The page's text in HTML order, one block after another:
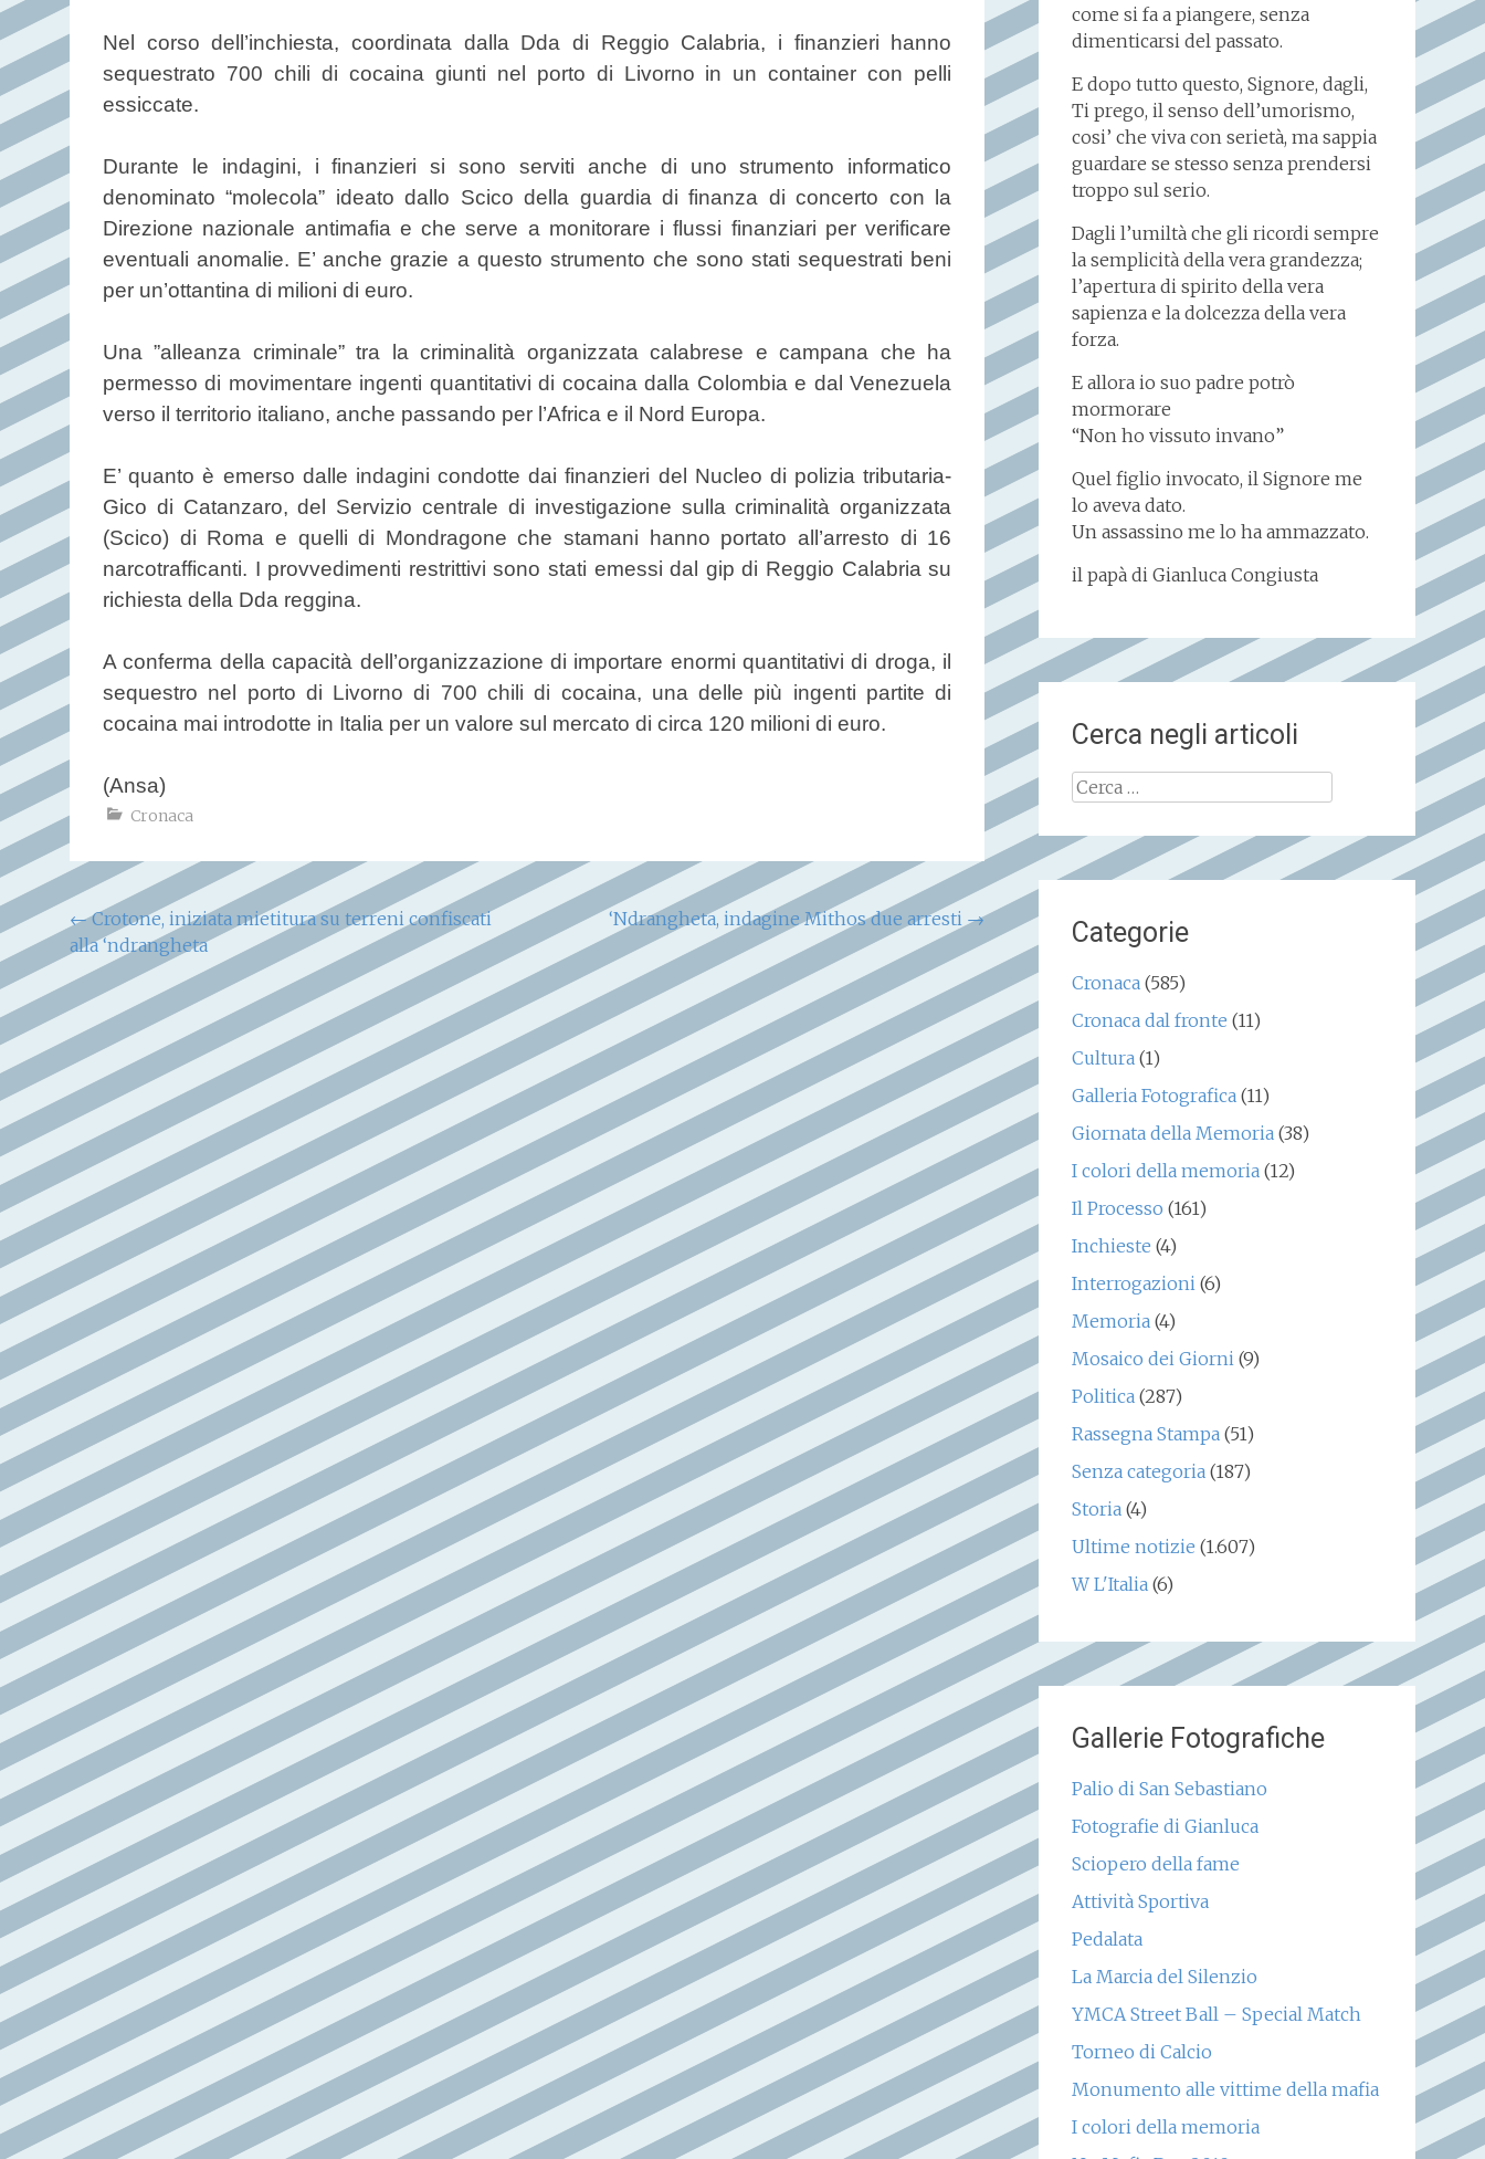
Nel corso dell’inchiesta, coordinata dalla Dda di Reggio Calabria, i finanzieri hanno
sequestrato 700 chili di cocaina giunti nel porto di Livorno in un container con pelli
essiccate.
Durante le indagini, i finanzieri si sono serviti anche di uno strumento informatico
denominato “molecola” ideato dallo Scico della guardia di finanza di concerto con la
Direzione nazionale antimafia e che serve a monitorare i flussi finanziari per verificare
eventuali anomalie. E’ anche grazie a questo strumento che sono stati sequestrati beni
per un’ottantina di milioni di euro.
Una ”alleanza criminale” tra la criminalità organizzata calabrese e campana che ha
permesso di movimentare ingenti quantitativi di cocaina dalla Colombia e dal Venezuela
verso il territorio italiano, anche passando per l’Africa e il Nord Europa.
E’ quanto è emerso dalle indagini condotte dai finanzieri del Nucleo di polizia tributaria-
Gico di Catanzaro, del Servizio centrale di investigazione sulla criminalità organizzata
(Scico) di Roma e quelli di Mondragone che stamani hanno portato all’arresto di 16
narcotrafficanti. I provvedimenti restrittivi sono stati emessi dal gip di Reggio Calabria su
richiesta della Dda reggina.
A conferma della capacità dell’organizzazione di importare enormi quantitativi di droga, il
sequestro nel porto di Livorno di 700 chili di cocaina, una delle più ingenti partite di
cocaina mai introdotte in Italia per un valore sul mercato di circa 120 milioni di euro.
(Ansa)
Cronaca
Navigazione
articoli
←Crotone, iniziata mietitura su terreni confiscati
alla ‘ndrangheta
‘Ndrangheta, indagine Mithos due arresti→
come si fa a piangere, senza
dimenticarsi del passato.
E dopo tutto questo, Signore, dagli,
Ti prego, il senso dell’umorismo,
cosi’ che viva con serietà, ma sappia
guardare se stesso senza prendersi
troppo sul serio.
Dagli l’umiltà che gli ricordi sempre
la semplicità della vera grandezza;
l’apertura di spirito della vera
sapienza e la dolcezza della vera
forza.
E allora io suo padre potrò
mormorare
“Non ho vissuto invano”
Quel figlio invocato, il Signore me
lo aveva dato.
Un assassino me lo ha ammazzato.
il papà di Gianluca Congiusta
Cerca negli articoli
Ricerca
Categorie
Cronaca(585)
Cronaca dal fronte (11)
Cultura(1)
Galleria Fotografica(11)
Giornata della Memoria(38)
I colori della memoria(12)
Il Processo (161)
Inchieste (4)
Interrogazioni(6)
Memoria(4)
Mosaico dei Giorni(9)
Politica(287)
Rassegna Stampa(51)
Senza categoria(187)
Storia(4)
Ultime notizie (1.607)
W L'Italia(6)
Gallerie Fotografiche
Palio di San Sebastiano
Fotografie di Gianluca
Sciopero della fame
Attività Sportiva
Pedalata
La Marcia del Silenzio
YMCA Street Ball – Special Match
Torneo di Calcio
Monumento alle vittime della mafia
I colori della memoria